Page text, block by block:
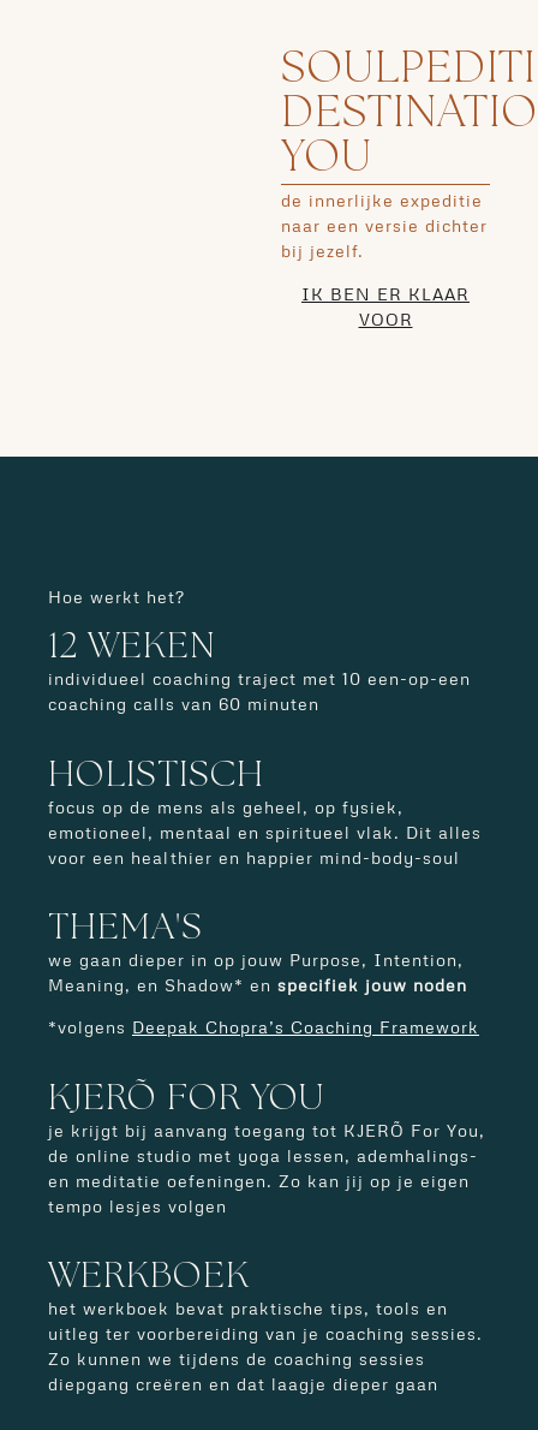
YOU
de innerlijke expeditie
naar een versie dichter
bij jezelf.
IK BEN ER KLAAR
VOOR
Hoe werkt het?
12 WEKEN
individueel coaching traject met 10 een-op-een
coaching calls van 60 minuten
HOLISTISCH
focus op de mens als geheel, op fysiek,
emotioneel, mentaal en spiritueel vlak. Dit alles
voor een healthier en happier mind-body-soul
THEMA'S
we gaan dieper in op jouw Purpose, Intention,
Meaning, en Shadow* en specifiek jouw noden
*volgens Deepak Chopra’s Coaching Framework
KJERÕ FOR YOU
je krijgt bij aanvang toegang tot KJERÕ For You,
de online studio met yoga lessen, ademhalings-
en meditatie oefeningen. Zo kan jij op je eigen
tempo lesjes volgen
WERKBOEK
het werkboek bevat praktische tips, tools en
uitleg ter voorbereiding van je coaching sessies.
Zo kunnen we tijdens de coaching sessies
diepgang creëren en dat laagje dieper gaan